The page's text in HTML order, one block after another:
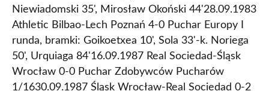
Niewiadomski 35', Mirosław Okoński 44'28.09.1983
Athletic Bilbao-Lech Poznań 4-0 Puchar Europy I
runda, bramki: Goikoetxea 10', Sola 33'-k. Noriega
50', Urquiaga 84'16.09.1987 Real Sociedad-Śląsk
Wrocław 0-0 Puchar Zdobywców Pucharów
1/1630.09.1987 Śląsk Wrocław-Real Sociedad 0-2